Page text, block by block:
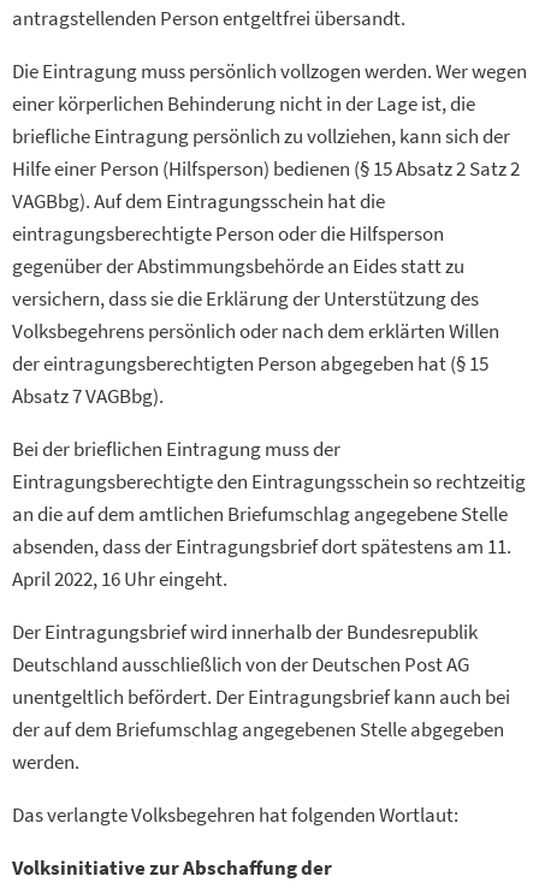
antragstellenden Person entgeltfrei übersandt.
Die Eintragung muss persönlich vollzogen werden. Wer wegen
einer körperlichen Behinderung nicht in der Lage ist, die
briefliche Eintragung persönlich zu vollziehen, kann sich der
Hilfe einer Person (Hilfsperson) bedienen (§ 15 Absatz 2 Satz 2
VAGBbg). Auf dem Eintragungsschein hat die
eintragungsberechtigte Person oder die Hilfsperson
gegenüber der Abstimmungsbehörde an Eides statt zu
versichern, dass sie die Erklärung der Unterstützung des
Volksbegehrens persönlich oder nach dem erklärten Willen
der eintragungsberechtigten Person abgegeben hat (§ 15
Absatz 7 VAGBbg).
Bei der brieflichen Eintragung muss der
Eintragungsberechtigte den Eintragungsschein so rechtzeitig
an die auf dem amtlichen Briefumschlag angegebene Stelle
absenden, dass der Eintragungsbrief dort spätestens am 11.
April 2022, 16 Uhr eingeht.
Der Eintragungsbrief wird innerhalb der Bundesrepublik
Deutschland ausschließlich von der Deutschen Post AG
unentgeltlich befördert. Der Eintragungsbrief kann auch bei
der auf dem Briefumschlag angegebenen Stelle abgegeben
werden.
Das verlangte Volksbegehren hat folgenden Wortlaut:
Volksinitiative zur Abschaffung der